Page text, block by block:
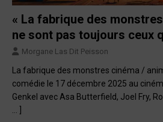
« La fabrique des
ne sont pas toujours ceux
Morgane Las Dit Peisson
La fabrique des monstres cinéma /
comédie le 17 décembre 2025 au
Genkel avec Asa Butterfield, Joel Fry,